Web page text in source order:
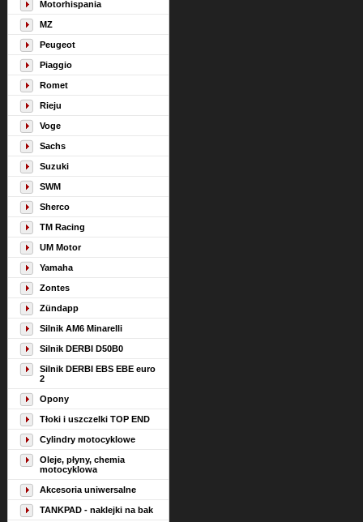
Motorhispania
MZ
Peugeot
Piaggio
Romet
Rieju
Voge
Sachs
Suzuki
SWM
Sherco
TM Racing
UM Motor
Yamaha
Zontes
Zündapp
Silnik AM6 Minarelli
Silnik DERBI D50B0
Silnik DERBI EBS EBE euro
2
Opony
Tłoki i uszczelki TOP END
Cylindry motocyklowe
Oleje, płyny, chemia
motocyklowa
Akcesoria uniwersalne
TANKPAD - naklejki na bak